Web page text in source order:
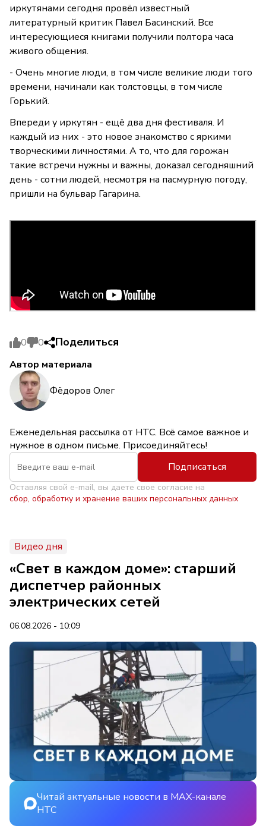
иркутянами сегодня провёл известный
литературный критик Павел Басинский. Все
интересующиеся книгами получили полтора часа
живого общения.
- Очень многие люди, в том числе великие люди того
времени, начинали как толстовцы, в том числе
Горький.
Впереди у иркутян - ещё два дня фестиваля. И
каждый из них - это новое знакомство с яркими
творческими личностями. А то, что для горожан
такие встречи нужны и важны, доказал сегодняшний
день - сотни людей, несмотря на пасмурную погоду,
пришли на бульвар Гагарина.
0 0 Поделиться
Автор материала
Фёдоров Олег
Еженедельная рассылка от НТС. Всё самое важное и
нужное в одном письме. Присоединяйтесь!
Подписаться
Оставляя свой e-mail, вы даете свое согласие на
сбор, обработку и хранение ваших персональных данных
Видео дня
«Свет в каждом доме»: старший
диспетчер районных
электрических сетей
06.08.2026 - 10:09
Читай актуальные новости в MAX-канале
НТС